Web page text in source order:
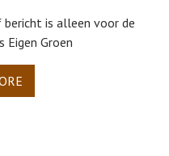
bericht is alleen voor de
Eigen Groen